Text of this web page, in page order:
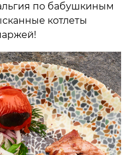
по бабушкиным
котлеты